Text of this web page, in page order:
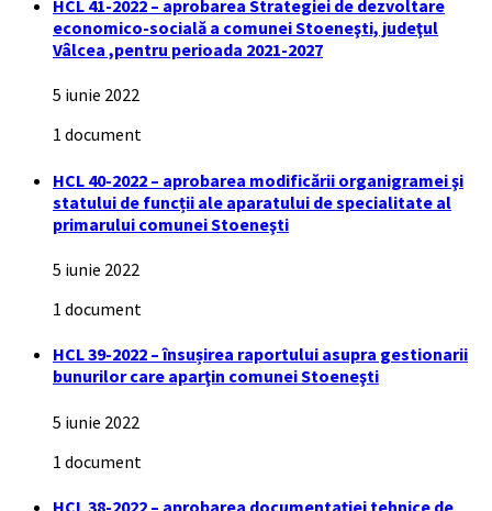
HCL 41-2022 – aprobarea Strategiei de dezvoltare
economico-socială a comunei Stoeneşti, judeţul
Vâlcea ,pentru perioada 2021-2027
5 iunie 2022
1 document
HCL 40-2022 – aprobarea modificării organigramei şi
statului de funcții ale aparatului de specialitate al
primarului comunei Stoeneşti
5 iunie 2022
1 document
HCL 39-2022 – însușirea raportului asupra gestionarii
bunurilor care aparţin comunei Stoeneşti
5 iunie 2022
1 document
HCL 38-2022 – aprobarea documentației tehnice de